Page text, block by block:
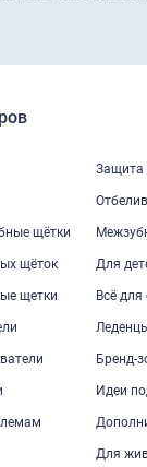
щётки
щёток
щетки
Защита
Для
Всё
Бренд-
Идеи
Для